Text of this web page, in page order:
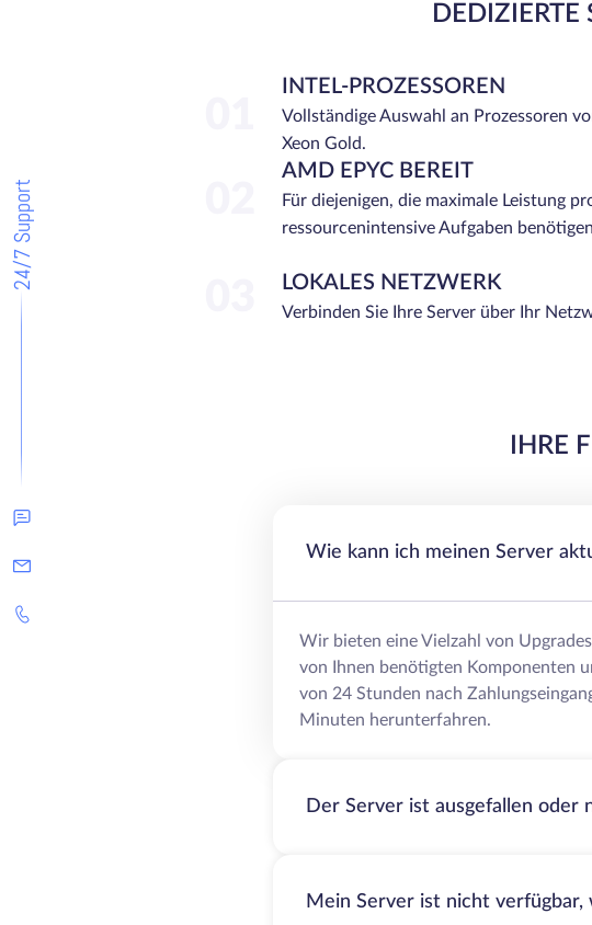
24/7 Support
DEDIZIERTE
INTEL-PROZESSOREN
Vollständige Auswahl an Prozessoren
Xeon Gold.
AMD EPYC BEREIT
Für diejenigen, die maximale Leistung
ressourcenintensive Aufgaben
LOKALES NETZWERK
Verbinden Sie Ihre Server über Ihr
IHRE
Wie kann ich meinen Server
Wir bieten eine Vielzahl von
von Ihnen benötigten Komponenten
von 24 Stunden nach
Minuten herunterfahren.
Der Server ist ausgefallen oder
Mein Server ist nicht